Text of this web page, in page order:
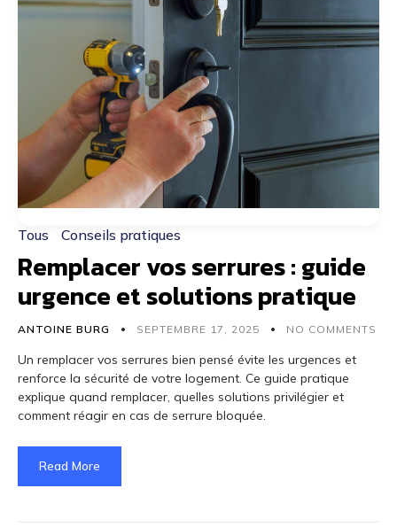
Tous Conseils pratiques
Remplacer vos serrures : guide
urgence et solutions pratique
ANTOINE BURG SEPTEMBRE 17, 2025 NO COMMENTS
Un remplacer vos serrures bien pensé évite les urgences et
renforce la sécurité de votre logement. Ce guide pratique
explique quand remplacer, quelles solutions privilégier et
comment réagir en cas de serrure bloquée.
Read More